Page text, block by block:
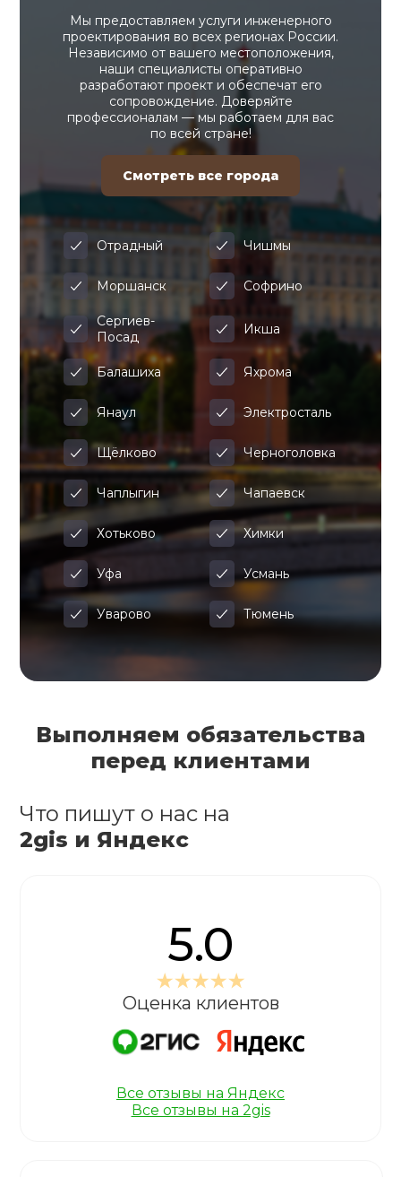
Мы предоставляем услуги инженерного
проектирования во всех регионах России.
Независимо от вашего местоположения,
наши специалисты оперативно
разработают проект и обеспечат его
сопровождение. Доверяйте
профессионалам — мы работаем для вас
по всей стране!
Смотреть все города
Отрадный Чишмы
Моршанск Софрино
Сергиев-
Посад
Икша
Балашиха Яхрома
Янаул Электросталь
Щёлково Черноголовка
Чаплыгин Чапаевск
Хотьково Химки
Уфа Усмань
Уварово Тюмень
Выполняем обязательства
перед клиентами
Что пишут о нас на
2gis и Яндекс
5.0
Оценка клиентов
Все отзывы на Яндекс
Все отзывы на 2gis